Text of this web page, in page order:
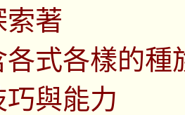
索著
式各樣的種
與能力